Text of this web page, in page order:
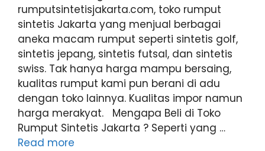
rumputsintetisjakarta.com, toko rumput
sintetis Jakarta yang menjual berbagai
aneka macam rumput seperti sintetis golf,
sintetis jepang, sintetis futsal, dan sintetis
swiss. Tak hanya harga mampu bersaing,
kualitas rumput kami pun berani di adu
dengan toko lainnya. Kualitas impor namun
harga merakyat. Mengapa Beli di Toko
Rumput Sintetis Jakarta ? Seperti yang …
Read more